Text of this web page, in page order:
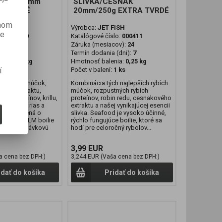
TVRDÉ
000410
0,25 kg
1 ks
múčok,
extraktu,
proteínov, krillu,
rias a
doplnená o
mušľa. GLM boilie
rozprávkovú
cena bez DPH:)
do košíka
20mm/250g EXTRA TVRDÉ
Výrobca: JET FISH
Katalógové číslo: 000411
Záruka (mesiacov): 24
Termín dodania (dni): 7
Hmotnosť balenia: 0,25 kg
Počet v balení: 1 ks
Kombinácia tých najlepších rybích
múčok, rozpustných rybích
proteínov, robin redu, cesnakového
extraktu a našej vynikajúcej esencii
slivka. Seafood je vysoko účinné,
rýchlo fungujúce boilie, ktoré sa
hodí pre celoročný rybolov...
3,99 EUR
3,244 EUR (Vaša cena bez DPH:)
Pridať do košíka